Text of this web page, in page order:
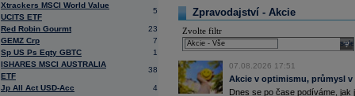
Xtrackers MSCI World Value
UCITS ETF
5
Red Robin Gourmt
23
GEMZ Crp
7
Sp US Ps Eqty GBTC
1
ISHARES MSCI AUSTRALIA
ETF
38
Jp All Act USD-Acc
4
16:23
Zvýšení výroby balistických střel
nějakou dobu potrvá. Agentuře
Armin Papperger. Společná výroba
doplnit arzenál Spojeným státům,
(ČTK)
16:07 Conocophillips ......
15:38 Zisky evropských firem s vysokou
vzrostly nejvíce od třetího čtvrtletí
Zpravodajství - Akcie
Zvolte filtr
07.08.2026 17:51
Akcie v optimismu, průmysl
Dnes se po čase podíváme,